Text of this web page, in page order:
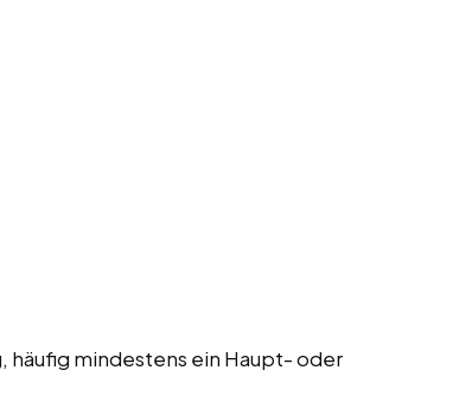
häufig mindestens ein Haupt- oder